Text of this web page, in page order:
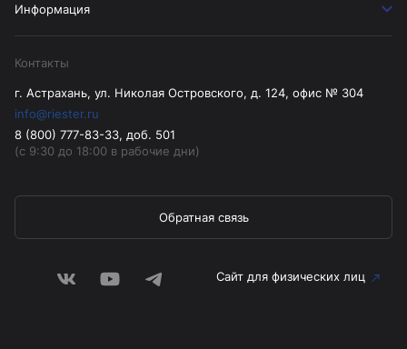
Информация
Контакты
г. Астрахань, ул. Николая Островского, д. 124, офис № 304
info@riester.ru
8 (800) 777-83-33, доб. 501
(с 9:30 до 18:00 в рабочие дни)
Обратная связь
Сайт для физических лиц